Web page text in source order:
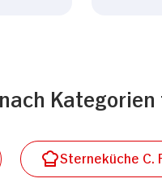
Kategorien
Sterneküche C.